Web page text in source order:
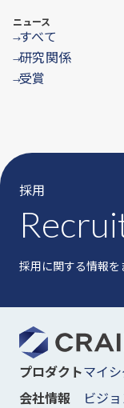
ニュース
→すべて
→研究関係
→受賞
採用
採用に関する情報を
プロダクトマイ
会社情報
ビジ